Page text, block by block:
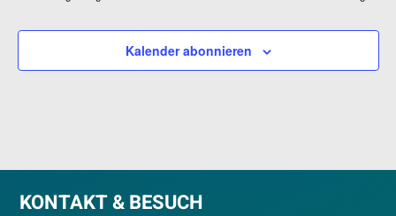
Kalender abonnieren
KONTAKT & BESUCH